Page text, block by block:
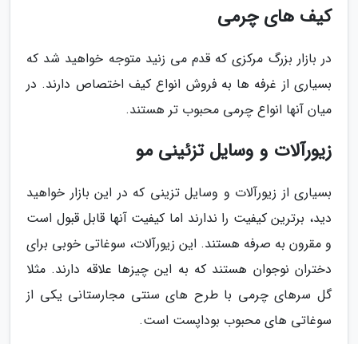
کیف های چرمی
در بازار بزرگ مرکزی که قدم می زنید متوجه خواهید شد که
بسیاری از غرفه ها به فروش انواع کیف اختصاص دارند. در
میان آنها انواع چرمی محبوب تر هستند.
زیورآلات و وسایل تزئینی مو
بسیاری از زیورآلات و وسایل تزینی که در این بازار خواهید
دید، برترین کیفیت را ندارند اما کیفیت آنها قابل قبول است
و مقرون به صرفه هستند. این زیورآلات، سوغاتی خوبی برای
دختران نوجوان هستند که به این چیزها علاقه دارند. مثلا
گل سرهای چرمی با طرح های سنتی مجارستانی یکی از
سوغاتی های محبوب بوداپست است.